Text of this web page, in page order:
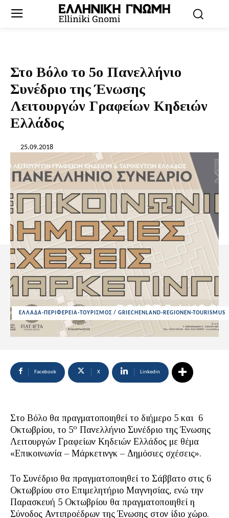
Στο Βόλο το 5ο Πανελλήνιο
Συνέδριο της Ένωσης
Λειτουργών Γραφείων Κηδειών
Ελλάδος
25.09.2018
ΕΛΛΑΔΑ-ΠΕΡΙΦΕΡΕΙΑ-ΤΟΥΡΙΣΜΟΣ / GRIECHENLAND-REGIONEN-TOURISMUS
Facebook X Linkedin
Στο Βόλο θα πραγματοποιηθεί το διήμερο 5 και 6
Οκτωβρίου, το 5ο Πανελλήνιο Συνέδριο της Ένωσης
Λειτουργών Γραφείων Κηδειών Ελλάδος με θέμα
«Επικοινωνία – Μάρκετινγκ – Δημόσιες σχέσεις».
Το Συνέδριο θα πραγματοποιηθεί το Σάββατο στις 6
Οκτωβρίου στο Επιμελητήριο Μαγνησίας, ενώ την
Παρασκευή 5 Οκτωβρίου θα πραγματοποιηθεί η
Σύνοδος Αντιπροέδρων της Ένωσης στον ίδιο χώρο.